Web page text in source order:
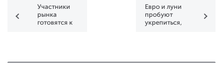
Участники
рынка
готовятся к
Евро и луни
пробуют
укрепиться,